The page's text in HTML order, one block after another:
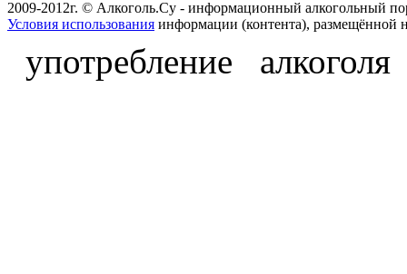
2009-2012г. © Алкоголь.Су - информационный алкогольный
Условия использования информации (контента), размещённой
употребление